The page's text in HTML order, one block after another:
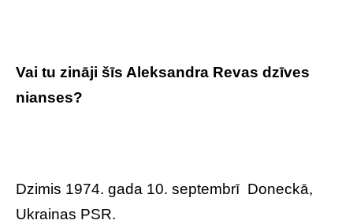
Vai tu zināji šīs Aleksandra Revas dzīves
nianses?
Dzimis 1974. gada 10. septembrī Doneckā,
Ukrainas PSR.